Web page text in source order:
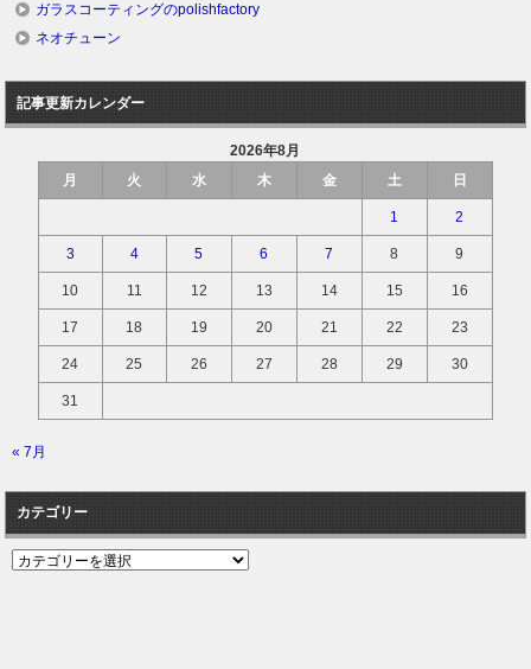
ガラスコーティングのpolishfactory
ネオチューン
記事更新カレンダー
2026年8月
月
火 水 木 金 土 日
1 2
3 4 5 6 7 8 9
10 11 12 13 14 15 16
17 18 19 20 21 22 23
24 25 26 27 28 29 30
31
« 7月
カテゴリー
カ